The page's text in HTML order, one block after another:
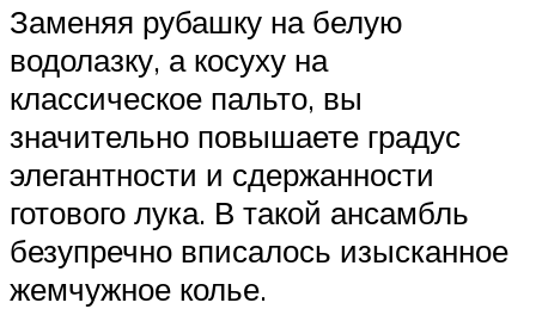
Заменяя рубашку на белую
водолазку, а косуху на
классическое пальто, вы
значительно повышаете градус
элегантности и сдержанности
готового лука. В такой ансамбль
безупречно вписалось изысканное
жемчужное колье.